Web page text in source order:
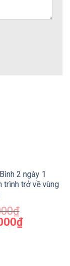
2 ngày 1
trình trở về vùng
₫
₫